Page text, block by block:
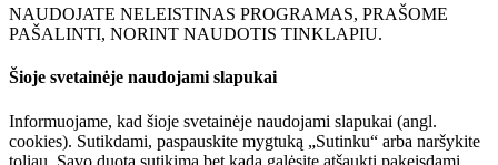
NAUDOJATE NELEISTINAS PROGRAMAS, PRAŠOME
PAŠALINTI, NORINT NAUDOTIS TINKLAPIU.
Šioje svetainėje naudojami slapukai
Informuojame, kad šioje svetainėje naudojami slapukai (angl.
cookies). Sutikdami, paspauskite mygtuką „Sutinku“ arba naršykite
toliau. Savo duotą sutikimą bet kada galėsite atšaukti pakeisdami